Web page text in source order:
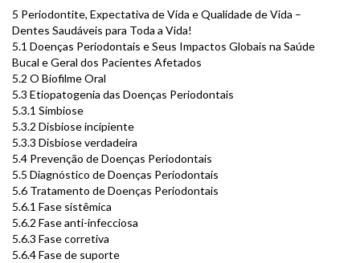
5 Periodontite, Expectativa de Vida e Qualidade de Vida –
Dentes Saudáveis para Toda a Vida!
5.1 Doenças Periodontais e Seus Impactos Globais na Saúde
Bucal e Geral dos Pacientes Afetados
5.2 O Biofilme Oral
5.3 Etiopatogenia das Doenças Periodontais
5.3.1 Simbiose
5.3.2 Disbiose incipiente
5.3.3 Disbiose verdadeira
5.4 Prevenção de Doenças Periodontais
5.5 Diagnóstico de Doenças Periodontais
5.6 Tratamento de Doenças Periodontais
5.6.1 Fase sistêmica
5.6.2 Fase anti-infecciosa
5.6.3 Fase corretiva
5.6.4 Fase de suporte